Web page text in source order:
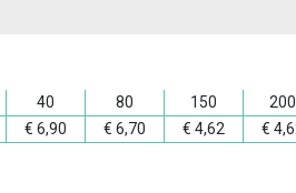
40 80 150 200
€ 6,90 € 6,70 € 4,62 €